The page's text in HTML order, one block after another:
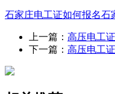
石家庄电工证如何报名石
上一篇： 高压电工
下一篇： 高压电工